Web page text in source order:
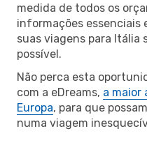
medida de todos os
informações essenciais
suas viagens para Itália
possível.
Não perca esta
com a eDreams, a maior
Europa, para que
numa viagem